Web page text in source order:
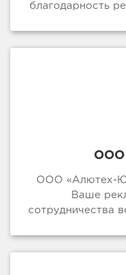
благодарность
ООО
ООО «Алютех-
Ваше
сотрудничества